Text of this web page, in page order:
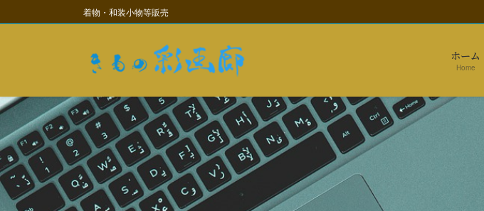
ン
に
移
ビ
ョ
ン
移
動
着物・和装小物等販売
ホーム
Home